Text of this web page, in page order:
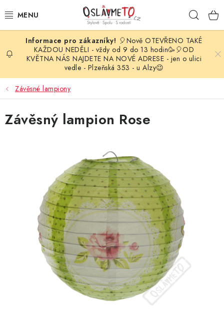
na
OSLAVA NAROZENIN
STYLOVÁ PARTY
DEKORACE A VÝZDOBA
BALÓNKY
PARTY STOLOVÁNÍ
SVATEBNÍ DOPLŇKY
BARVY NA OBLIČEJ A VLASY
BLAHOPŘÁNÍ
BUBLIFUKY
DORTOVÉ SVÍČKY A OZDOBY
🎈Nově OTEVŘENO TAKÉ
KAŽDOU NEDĚLI - vždy od 9 do 13 hodin🥳🎈OD
KVĚTNA NÁS NAJDETE NA NOVÉ ADRESE - jen o ulici
vedle - Plzeňská 353 - u Alzy😉
Závěsné lampiony
Závěsný lampion Rose